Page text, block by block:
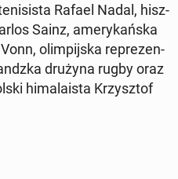
Rafael Nadal, hisz­
Sainz, ame­ry­kań­ska
olim­pij­ska re­pre­zen­
drużyna rugby oraz
hi­ma­la­ista Krzysz­tof